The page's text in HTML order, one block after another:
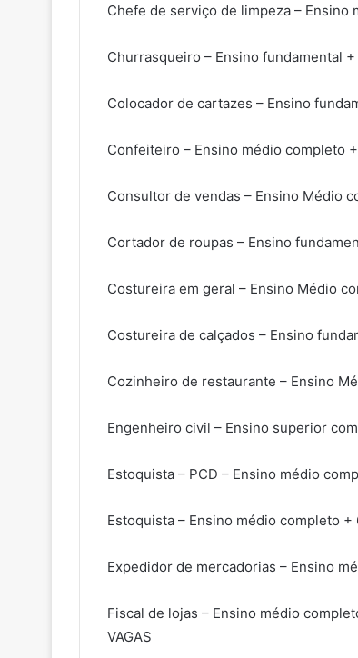
Chefe de serviço de limpeza – Ensino
Churrasqueiro – Ensino fundamental
Colocador de cartazes – Ensino
Confeiteiro – Ensino médio completo
Consultor de vendas – Ensino Médio
Cortador de roupas – Ensino
Costureira em geral – Ensino Médio
Costureira de calçados – Ensino
Cozinheiro de restaurante – Ensino
Engenheiro civil – Ensino superior
Estoquista – PCD – Ensino médio
Estoquista – Ensino médio completo
Expedidor de mercadorias – Ensino
Fiscal de lojas – Ensino médio
VAGAS